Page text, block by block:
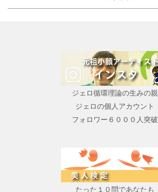
ジェロ循環理論の生みの親
ジェロの個人アカウント
フォロワー６０００人突破
たった１０問であなたも